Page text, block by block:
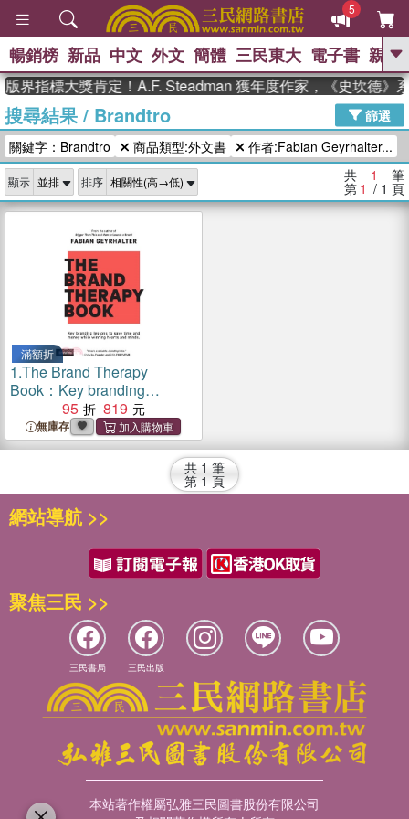
5
GO
高希均教授回憶錄
、 The Odyssey 、 父親節 、 如果歷
史是一群喵 、 暑期推薦 、 國際布克
獎 臺灣漫遊錄 、 方念華 、 台灣的李
登輝時代
數學女孩：黎曼猜想 、
偉大的迷走神經
暢銷榜 新品 中文 外文 簡體 三民東大 電子書 親子
界指標大獎肯定！A.F. Steadman 獲年度作家，《史坎德》
搜尋結果/ Brandtro
篩選
關鍵字：Brandtro
商品類型:外文書 作者:Fabian Geyrhalter...
顯示 排序 共 1 筆
第 1 / 1 頁
滿額折
1.The Brand Therapy
Book：Key branding
lessons to save time and
money while winning hearts
and minds.
95 819
無庫存
共 1 筆
第 1 頁
網站導航 >>
聚焦三民 >>
三民書局 三民出版
本站著作權屬弘雅三民圖書股份有限公司